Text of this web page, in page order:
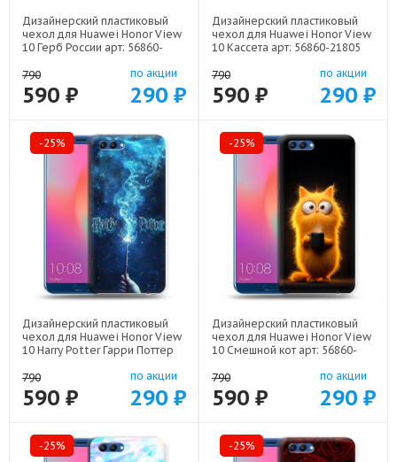
Дизайнерский пластиковый
чехол для Huawei Honor View
10 Герб России арт: 56860-
790
590 ₽
по акции
290 ₽
Дизайнерский пластиковый
чехол для Huawei Honor View
10 Кассета арт: 56860-21805
790
590 ₽
по акции
290 ₽
-25%
Дизайнерский пластиковый
чехол для Huawei Honor View
10 Harry Potter Гарри Поттер
790
590 ₽
по акции
290 ₽
-25%
Дизайнерский пластиковый
чехол для Huawei Honor View
10 Смешной кот арт: 56860-
790
590 ₽
по акции
290 ₽
-25% -25%